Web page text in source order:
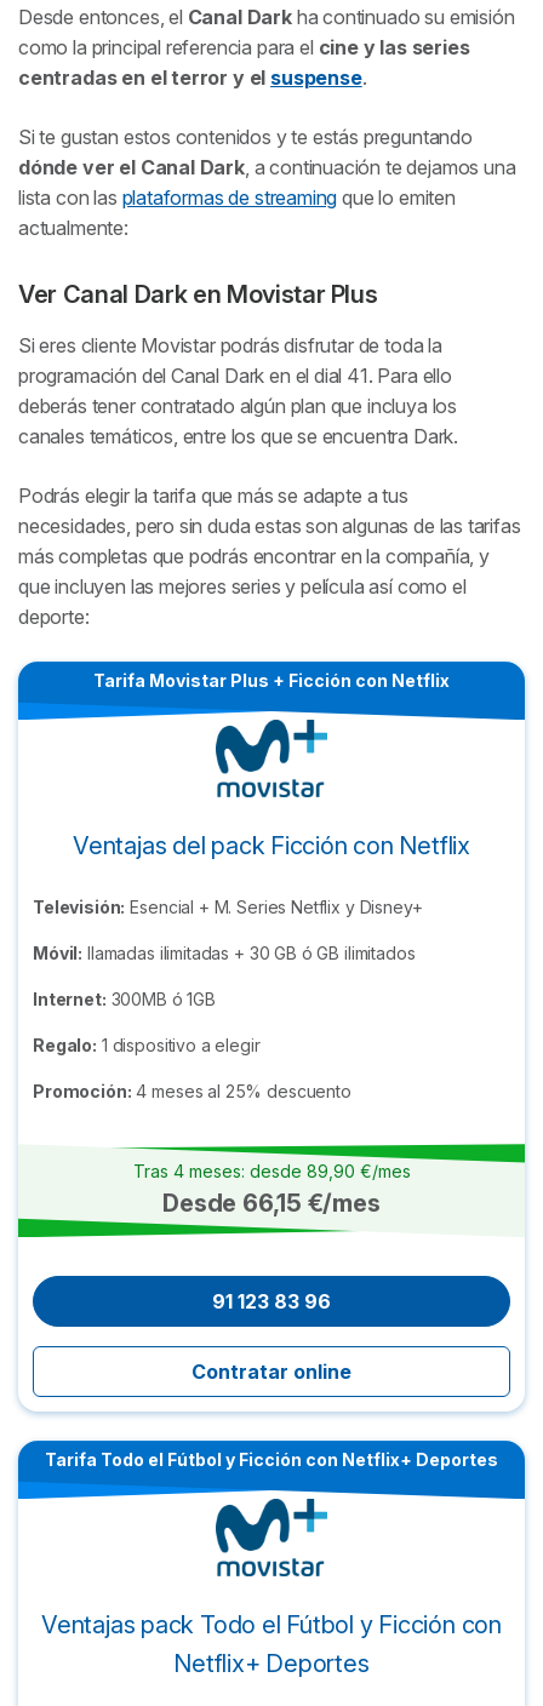
Desde entonces, el Canal Darkha continuado su emisión
como la principal referencia para el cine y las series
centradas en el terror y el suspense.
Si te gustan estos contenidos y te estás preguntando
dónde ver el Canal Dark, a continuación te dejamos una
lista con las plataformas de streaming que lo emiten
actualmente:
Ver Canal Dark en Movistar Plus
Si eres cliente Movistar podrás disfrutar de toda la
programación del Canal Dark en el dial 41. Para ello
deberás tener contratado algún plan que incluya los
canales temáticos, entre los que se encuentra Dark.
Podrás elegir la tarifa que más se adapte a tus
necesidades, pero sin duda estas son algunas de las tarifas
más completas que podrás encontrar en la compañía, y
que incluyen las mejores series y película así como el
deporte:
Tarifa Movistar Plus + Ficción con Netflix
Ventajas del pack Ficción con Netflix
Televisión: Esencial + M. Series Netflix y Disney+
Móvil: llamadas ilimitadas + 30 GB ó GB ilimitados
Internet: 300MB ó 1GB
Regalo: 1 dispositivo a elegir
Promoción: 4 meses al 25% descuento
Tras 4 meses: desde 89,90 €/mes
Desde 66,15 €/mes
91 123 83 96
Contratar online
Tarifa Todo el Fútbol y Ficción con Netflix+ Deportes
Ventajas pack Todo el Fútbol y Ficción con
Netflix+ Deportes